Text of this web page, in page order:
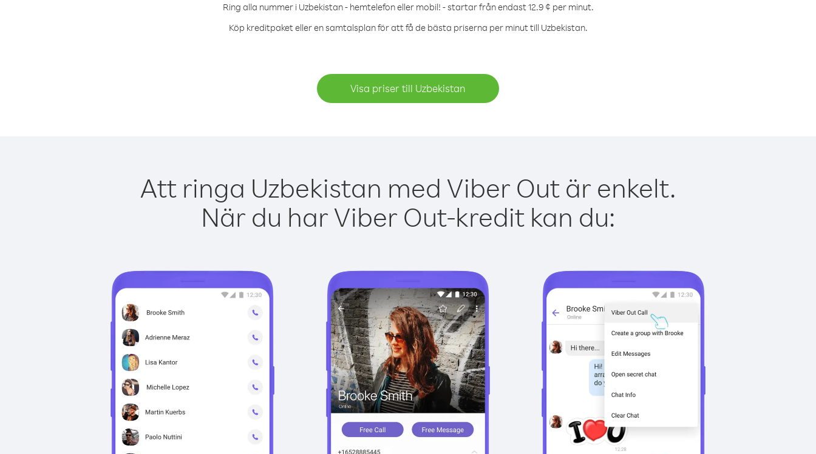
Ring alla nummer i Uzbekistan - hemtelefon eller mobil! - startar från endast 12.9 ¢ per minut.
Köp kreditpaket eller en samtalsplan för att få de bästa priserna per minut till Uzbekistan.
Visa priser till Uzbekistan
Att ringa Uzbekistan med Viber Out är enkelt.
När du har Viber Out-kredit kan du: